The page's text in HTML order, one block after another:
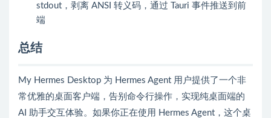
stdout，剥离 ANSI 转义码，通过 Tauri 事件推送到前
端
总结
My Hermes Desktop 为 Hermes Agent 用户提供了一个非
常优雅的桌面客户端，告别命令行操作，实现纯桌面端的
AI 助手交互体验。如果你正在使用 Hermes Agent，这个桌